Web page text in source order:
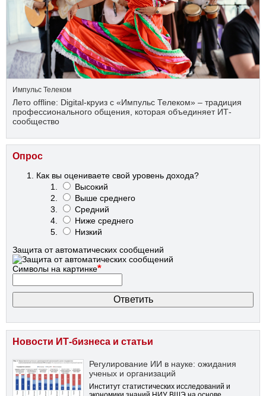
Импульс Телеком
Лето offline: Digital-круиз с «Импульс Телеком» – традиция
профессионального общения, которая объединяет ИТ-
сообщество
Опрос
Как вы оцениваете свой уровень дохода?
Высокий
Выше среднего
Средний
Ниже среднего
Низкий
Защита от автоматических сообщений
Символы на картинке*
Новости ИТ-бизнеса и статьи
Регулирование ИИ в науке: ожидания
ученых и организаций
Институт статистических исследований и